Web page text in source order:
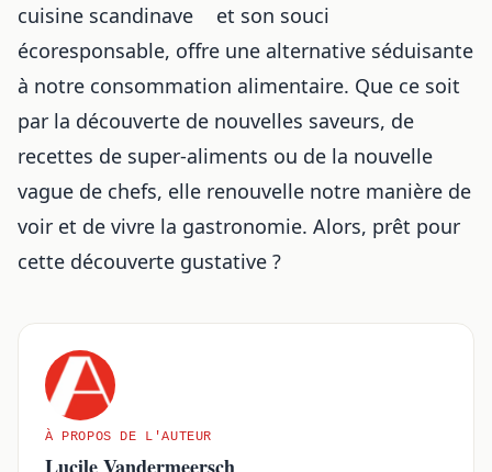
et son souci
écoresponsable, offre une alternative séduisante
à notre consommation alimentaire. Que ce soit
par la découverte de nouvelles saveurs, de
recettes de super-aliments ou de la nouvelle
vague de chefs, elle renouvelle notre manière de
voir et de vivre la gastronomie. Alors, prêt pour
cette découverte gustative ?
À PROPOS DE L'AUTEUR
Lucile Vandermeersch